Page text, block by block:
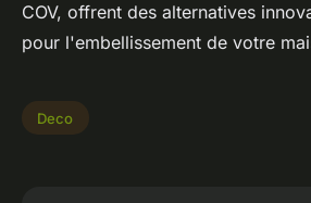
COV, offrent des alternatives
pour l'embellissement de votre
Deco